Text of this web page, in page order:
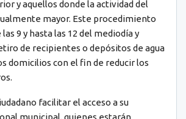
y aquellos donde la actividad del
mayor. Este procedimiento
9 y hasta las 12 del mediodía y
de recipientes o depósitos de agua
domicilios con el fin de reducir los
facilitar el acceso a su
municipal, quienes estarán